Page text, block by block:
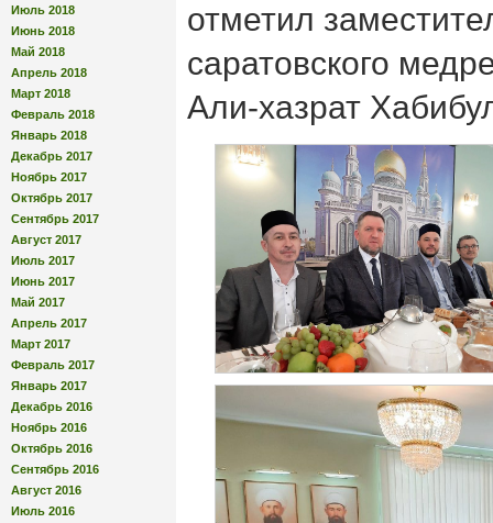
Июль 2018
Июнь 2018
Май 2018
Апрель 2018
Март 2018
Февраль 2018
Январь 2018
Декабрь 2017
Ноябрь 2017
Октябрь 2017
Сентябрь 2017
Август 2017
Июль 2017
Июнь 2017
Май 2017
Апрель 2017
Март 2017
Февраль 2017
Январь 2017
Декабрь 2016
Ноябрь 2016
Октябрь 2016
Сентябрь 2016
Август 2016
Июль 2016
отметил
саратовского
Али-хазрат